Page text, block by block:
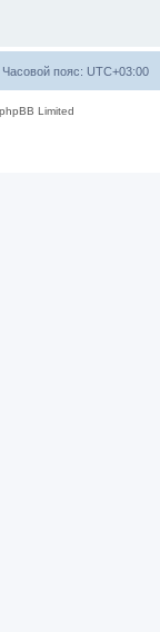
Часовой пояс: UTC+03:00
Limited